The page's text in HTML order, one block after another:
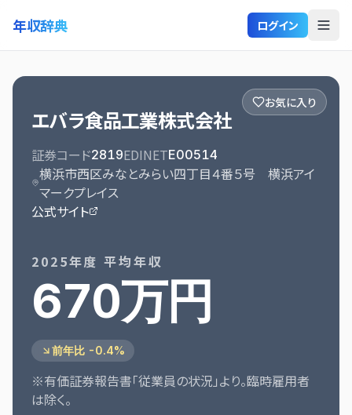
年収辞典 ログイン
お気に入り
エバラ食品工業株式会社
証券コード2819EDINETE00514
横浜市西区みなとみらい四丁目４番５号 横浜アイ
マークプレイス
公式サイト
2025年度 平均年収
670万円
前年比 -0.4%
※有価証券報告書「従業員の状況」より。臨時雇用者
は除く。